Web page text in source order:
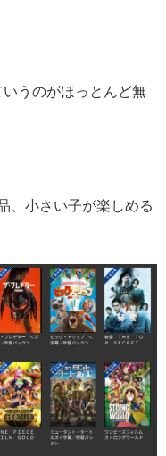
いうのがほっとんど無
、小さい子が楽しめる